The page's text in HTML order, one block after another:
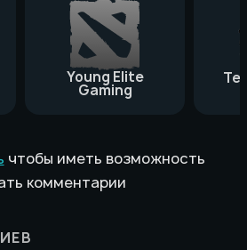
Young Elite
Gaming
чтобы иметь возможность
комментарии